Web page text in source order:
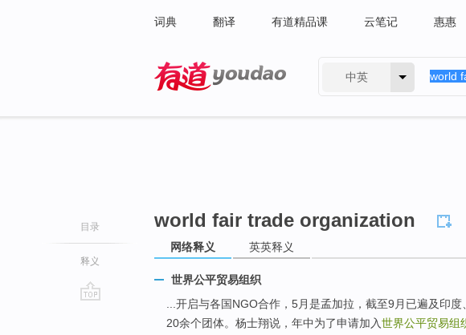
词典 翻译 有道精品课 云笔记 惠惠
中英
目录
释义
world fair trade organization
网络释义 英英释义
世界公平贸易组织
...开启与各国NGO合作，5月是孟加拉，截至9月已遍及印
20余个团体。杨士翔说，年中为了申请加入世界公平贸易组